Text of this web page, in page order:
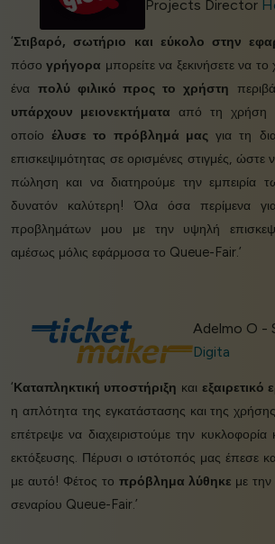
Projects Director
‘Στιβαρό, σωτήριο και εύκολο στην
πόσογρήγορα μπορείτε να ξεκινήσετε να το
ένα πολύ φιλικό προς το χρήστη
υπάρχουν μειονεκτήματα από τη χρήση
οποίοέλυσε το πρόβλημά μας για τη
επισκεψιμότητας σε ορισμένες στιγμές, ώστε
πώληση και να διατηρούμε την εμπειρία
δυνατόν καλύτερη! Όλα όσα περίμενα
προβλημάτων μου με την υψηλή
αμέσως μόλις εφάρμοσα το Queue-Fair.’
Adelmo O -
Digita
‘Καταπληκτική υποστήριξη και εξαιρετικό
η απλότητα της εγκατάστασης και της
επέτρεψε να διαχειριστούμε την κυκλοφορία
εκτόξευσης. Πέρυσι ο ιστότοπός μας έπεσε
με αυτό! Φέτος το πρόβλημα λύθηκε με
σεναρίου Queue-Fair.’